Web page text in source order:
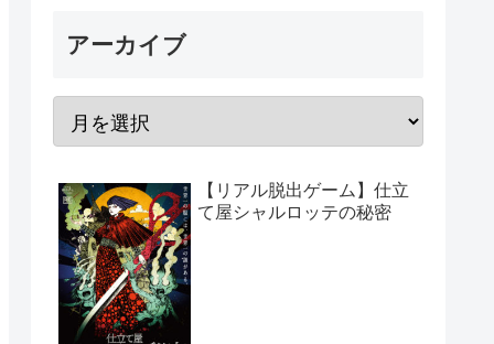
アーカイブ
【リアル脱出ゲーム】仕立
て屋シャルロッテの秘密